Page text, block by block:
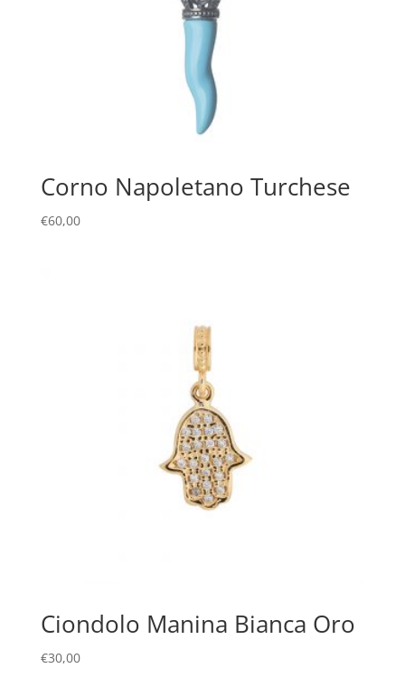
Corno Napoletano Turchese
€60,00
Ciondolo Manina Bianca Oro
€30,00